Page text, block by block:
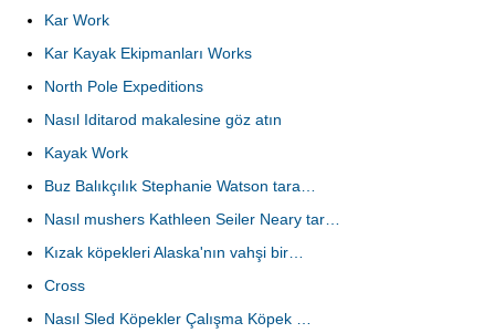
Kar Work
Kar Kayak Ekipmanları Works
North Pole Expeditions
Nasıl Iditarod makalesine göz atın
Kayak Work
Buz Balıkçılık Stephanie Watson tara…
Nasıl mushers Kathleen Seiler Neary tar…
Kızak köpekleri Alaska'nın vahşi bir…
Cross
Nasıl Sled Köpekler Çalışma Köpek …